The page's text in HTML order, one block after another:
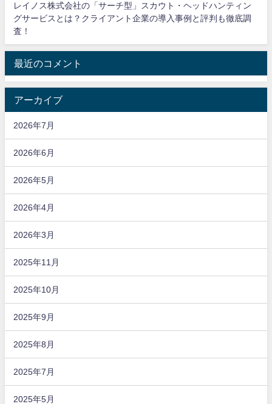
レイノス株式会社の「サーチ型」スカウト・ヘッドハンティン
グサービスとは？クライアント企業の導入事例と評判も徹底調
査！
最近のコメント
アーカイブ
2026年7月
2026年6月
2026年5月
2026年4月
2026年3月
2025年11月
2025年10月
2025年9月
2025年8月
2025年7月
2025年5月